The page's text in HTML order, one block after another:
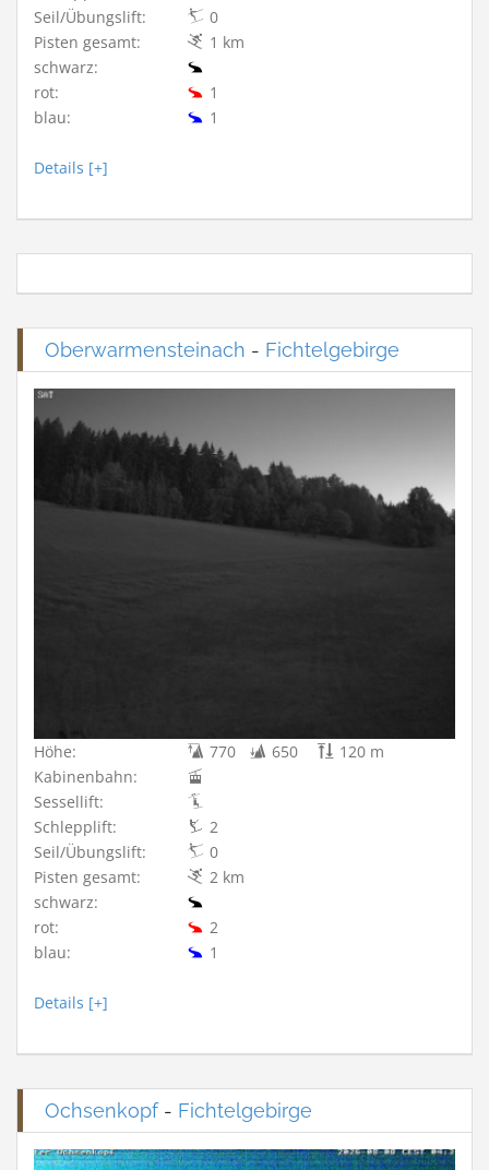
Seil/Übungslift:
0
Pisten gesamt:
1 km
schwarz:
rot:
1
blau:
1
Details [+]
Oberwarmensteinach - Fichtelgebirge
Höhe: 770 650
120 m
Kabinenbahn:
Sessellift:
Schlepplift:
2
Seil/Übungslift:
0
Pisten gesamt:
2 km
schwarz:
rot:
2
blau:
1
Details [+]
Ochsenkopf- Fichtelgebirge